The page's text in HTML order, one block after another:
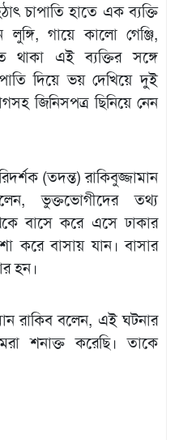
চাপাতি হাতে এক ব্যক্তি
গায়ে কালো গেঞ্জি,
থাকা এই ব্যক্তির সঙ্গে
দিয়ে ভয় দেখিয়ে দুই
জিনিসপত্র ছিনিয়ে নেন
(তদন্ত) রাকিবুজ্জামান
ভুক্তভোগীদের তথ্য
বাসে করে এসে ঢাকার
করে বাসায় যান। বাসার
হন।
রাকিব বলেন, এই ঘটনার
শনাক্ত করেছি। তাকে